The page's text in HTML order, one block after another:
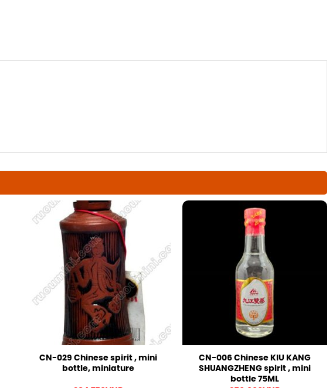
CN-029 Chinese spirit , mini
bottle, miniature
CN-006 Chinese KIU KANG
SHUANGZHENG spirit , mini
bottle 75ML